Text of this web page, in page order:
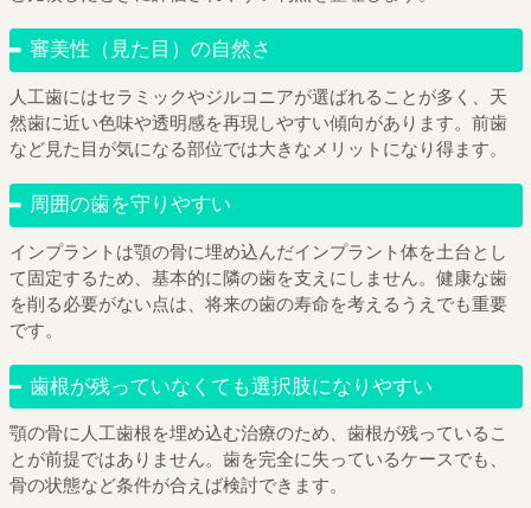
審美性（見た目）の自然さ
人工歯にはセラミックやジルコニアが選ばれることが多く、天
然歯に近い色味や透明感を再現しやすい傾向があります。前歯
など見た目が気になる部位では大きなメリットになり得ます。
周囲の歯を守りやすい
インプラントは顎の骨に埋め込んだインプラント体を土台とし
て固定するため、基本的に隣の歯を支えにしません。健康な歯
を削る必要がない点は、将来の歯の寿命を考えるうえでも重要
です。
歯根が残っていなくても選択肢になりやすい
顎の骨に人工歯根を埋め込む治療のため、歯根が残っているこ
とが前提ではありません。歯を完全に失っているケースでも、
骨の状態など条件が合えば検討できます。